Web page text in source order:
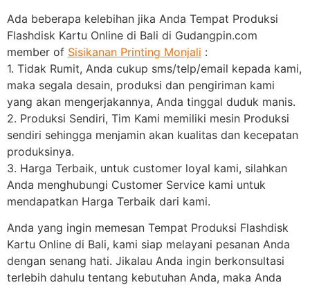
Ada beberapa kelebihan jika Anda Tempat Produksi
Flashdisk Kartu Online di Bali di Gudangpin.com
member of Sisikanan Printing Monjali :
1. Tidak Rumit, Anda cukup sms/telp/email kepada kami,
maka segala desain, produksi dan pengiriman kami
yang akan mengerjakannya, Anda tinggal duduk manis.
2. Produksi Sendiri, Tim Kami memiliki mesin Produksi
sendiri sehingga menjamin akan kualitas dan kecepatan
produksinya.
3. Harga Terbaik, untuk customer loyal kami, silahkan
Anda menghubungi Customer Service kami untuk
mendapatkan Harga Terbaik dari kami.
Anda yang ingin memesan Tempat Produksi Flashdisk
Kartu Online di Bali, kami siap melayani pesanan Anda
dengan senang hati. Jikalau Anda ingin berkonsultasi
terlebih dahulu tentang kebutuhan Anda, maka Anda